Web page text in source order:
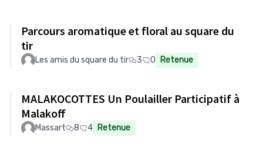
Parcours aromatique et floral au square du
tir
Les amis du square du tir 3 0 Retenue
MALAKOCOTTES Un Poulailler Participatif à
Malakoff
Massart 8 4 Retenue